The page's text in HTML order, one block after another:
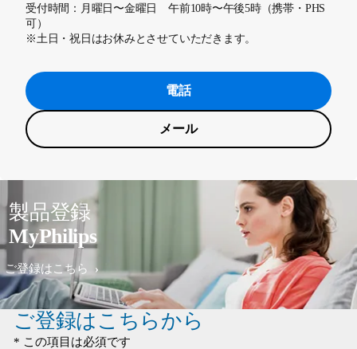
受付時間：月曜日〜金曜日 午前10時〜午後5時（携帯・PHS
可）
※土日・祝日はお休みとさせていただきます。
電話
メール
製品登録
MyPhilips
ご登録はこちら
ご登録はこちらから
* この項目は必須です